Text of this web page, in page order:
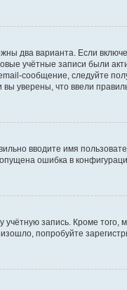
два варианта. Если
учётные записи были
сообщение, следуйте
уверены, что ввели
вводите имя
ошибка в
запись. Кроме
попробуйте